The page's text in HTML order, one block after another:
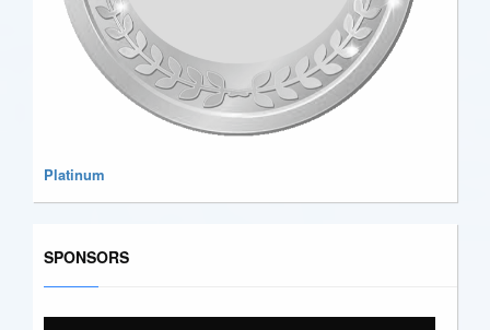
Platinum
SPONSORS